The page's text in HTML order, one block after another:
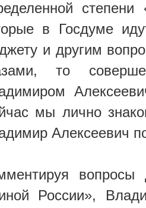
в Госдуме
и другим
то
мы лично
Алексеевич
вопросы
России»,